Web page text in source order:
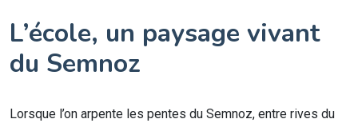
L’école, un paysage vivant
du Semnoz
Lorsque l’on arpente les pentes du Semnoz, entre rives du